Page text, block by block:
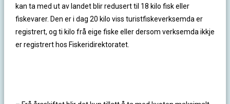
kan ta med ut av landet blir redusert til 18 kilo fisk eller
fiskevarer. Den er i dag 20 kilo viss turistfiskeverksemda er
registrert, og ti kilo frå eige fiske eller dersom verksemda ikkje
er registrert hos Fiskeridirektoratet.